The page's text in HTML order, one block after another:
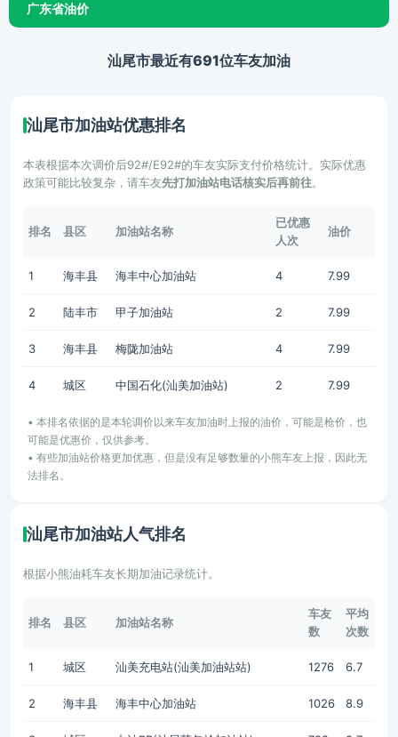
广东省油价
汕尾市最近有691位车友加油
汕尾市加油站优惠排名
本表根据本次调价后92#/E92#的车友实际支付价格统计。实际优惠
政策可能比较复杂，请车友先打加油站电话核实后再前往。
排名 县区 加油站名称
已优惠
人次
油价
1 海丰县 海丰中心加油站 4 7.99
2 陆丰市 甲子加油站 2 7.99
3 海丰县 梅陇加油站 4 7.99
4 城区 中国石化(汕美加油站) 2 7.99
• 本排名依据的是本轮调价以来车友加油时上报的油价，可能是枪价，也
可能是优惠价，仅供参考。
• 有些加油站价格更加优惠，但是没有足够数量的小熊车友上报，因此无
法排名。
汕尾市加油站人气排名
根据小熊油耗车友长期加油记录统计。
排名 县区 加油站名称
车友
数
平均
次数
1 城区 汕美充电站(汕美加油站站) 1276 6.7
2 海丰县 海丰中心加油站 1026 8.9